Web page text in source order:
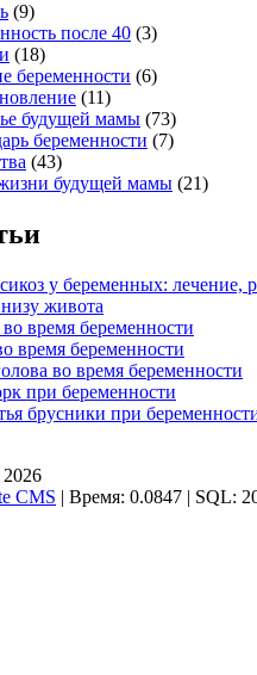
(9)
после 40 (3)
(18)
беременности (6)
(11)
будущей мамы (73)
беременности (7)
(43)
будущей мамы (21)
у беременных: лечение,
живота
время беременности
время беременности
во время беременности
при беременности
брусники при
CMS | Время: 0.0847 | SQL: